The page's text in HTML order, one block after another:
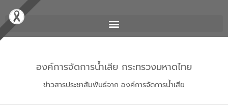
องค์การจัดการน้ำเสีย กระทรวงมหาดไทย
ข่าวสารประชาสัมพันธ์จาก องค์การจัดการน้ำเสีย